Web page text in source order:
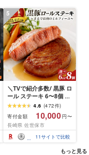
5
＼TVで紹介多数/ 黒豚 ロ
ール ステーキ 6〜8個 ≪
お箸でほぐせるやわらか
さ≫ 職人厳選 無添加 小
分け オリジナル ポーク
ステーキ 子供も安心 豚
豚肉 セット ジューシー
ギフト 贈り物 おすすめ
おかず 簡単調理 人気 送
4.6 (472件)
寄付金額
10,000 円〜
長崎県 佐世保市
11サイトで比較
もっと見る